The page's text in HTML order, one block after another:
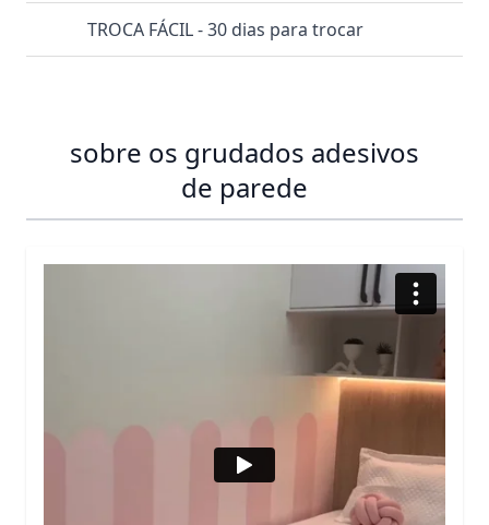
TROCA FÁCIL - 30 dias para trocar
sobre os grudados adesivos
de parede